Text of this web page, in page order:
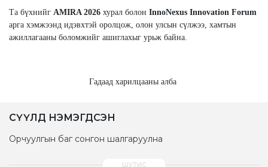
Та бүхнийг AMIRA 2026 хурал болон InnoNexus Innovation Forum
арга хэмжээнд идэвхтэй оролцож, олон улсын сүлжээ, хамтын
ажиллагааны боломжийг ашиглахыг урьж байна.
Гадаад харилцааны алба
СҮҮЛД НЭМЭГДСЭН
Орчуулгын баг сонгон шалгаруулна